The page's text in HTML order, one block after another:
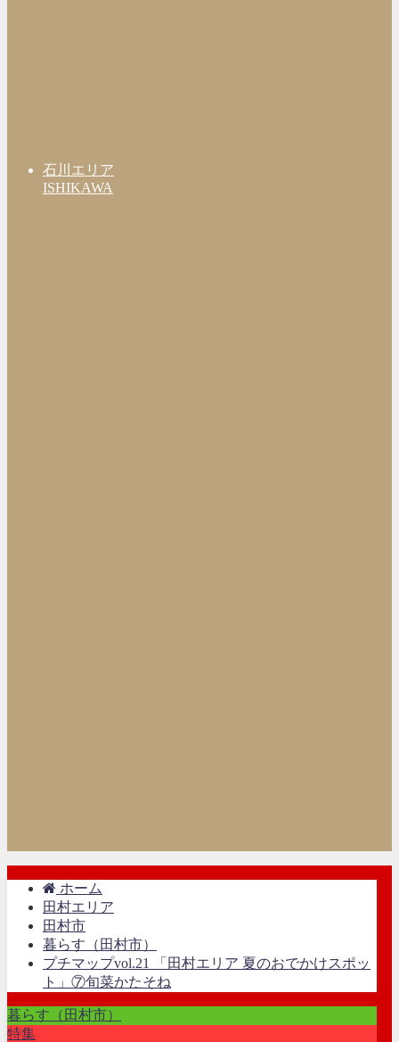
石川エリア
ISHIKAWA
ホーム
田村エリア
田村市
暮らす（田村市）
プチマップvol.21 「田村エリア 夏のおでかけスポッ
ト」⑦旬菜かたそね
暮らす（田村市）
特集